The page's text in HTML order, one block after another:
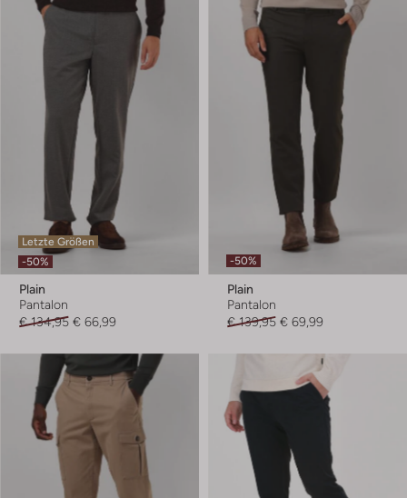
Letzte Größen
-50%
Plain
Pantalon
€ 134,95 € 66,99
-50%
Plain
Pantalon
€ 139,95 € 69,99